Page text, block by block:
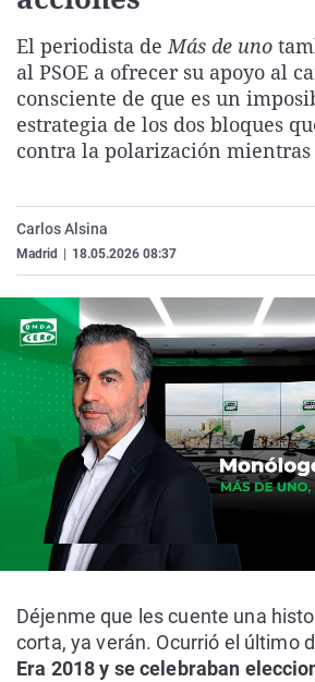
El periodista deMás de uno
al PSOE a ofrecer su apoyo al
consciente de que es un
estrategia de los dos bloques
contra la polarización
Carlos Alsina
Madrid 18.05.2026 08:37
Déjenme que les cuente una
corta, ya verán. Ocurrió el último
Era 2018 y se celebraban